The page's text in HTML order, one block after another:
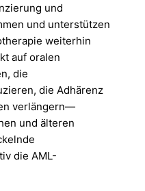
und
und unterstützen
weiterhin
auf oralen
die
die Adhärenz
verlängern—
und älteren
die AML-